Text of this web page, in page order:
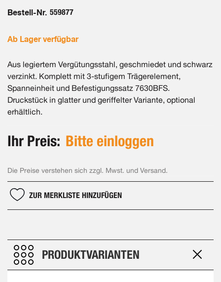
Bestell-Nr. 559877
Ab Lager verfügbar
Aus legiertem Vergütungsstahl, geschmiedet und schwarz
verzinkt. Komplett mit 3-stufigem Trägerelement,
Spanneinheit und Befestigungssatz 7630BFS.
Druckstück in glatter und geriffelter Variante, optional
erhältlich.
Ihr Preis: Bitte einloggen
Die Preise verstehen sich zzgl. Mwst. und Versand.
ZUR MERKLISTE HINZUFÜGEN
PRODUKTVARIANTEN